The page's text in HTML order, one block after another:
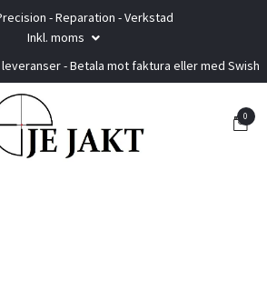
- Reparation - Verkstad
Inkl. moms
- Betala mot faktura eller med Swish
0